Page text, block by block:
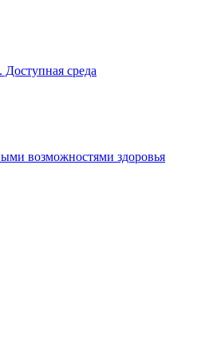
Доступная среда
возможностями здоровья